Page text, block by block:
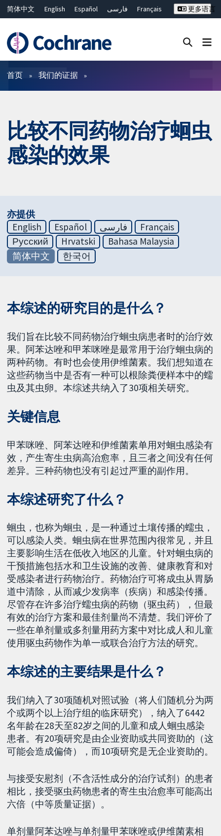
简体中文 English Español فارسی
Français
ไทย
繁體中文
更多语言
过滤
首页 我们的证据
比较不同药物治疗蛔虫
感染的效果
亦提供
English
Español فارسی
Français
Русский
Hrvatski
Bahasa Malaysia
简体中文
한국어
本综述的研究目的是什么？
我们旨在比较不同药物治疗蛔虫病患者时的治疗效
果。阿苯达唑和甲苯咪唑是最常用于治疗蛔虫病的
两种药物。有时也会使用伊维菌素。我们想知道在
这些药物当中是否有一种可以根除粪便样本中的蠕
虫及其虫卵。本综述共纳入了30项相关研究。
关键信息
甲苯咪唑、阿苯达唑和伊维菌素单用对蛔虫感染有
效，产生寄生虫病高治愈率，且三者之间没有任何
差异。三种药物也没有引起过严重的副作用。
本综述研究了什么？
蛔虫，也称为蛔虫，是一种通过土壤传播的蠕虫，
可以感染人类。蛔虫病在世界范围内很常见，并且
主要影响生活在低收入地区的儿童。针对蛔虫病的
干预措施包括水和卫生设施的改善、健康教育和对
受感染者进行药物治疗。药物治疗可将成虫从胃肠
道中清除，从而减少发病率（疾病）和感染传播。
尽管存在许多治疗蠕虫病的药物（驱虫药），但最
有效的治疗方案和最佳剂量尚不清楚。我们评价了
一些在单剂量或多剂量用药方案中对比成人和儿童
使用驱虫药物作为单一或联合治疗方法的研究。
本综述的主要结果是什么？
我们纳入了30项随机对照试验（将人们随机分为两
个或两个以上治疗组的临床研究），纳入了6442
名年龄在28天至82岁之间的儿童和成人蛔虫感染
患者。有20项研究是由企业资助或共同资助的（这
可能会造成偏倚），而10项研究是无企业资助的。
与接受安慰剂（不含活性成分的治疗试剂）的患者
相比，接受驱虫药物患者的寄生虫治愈率可能高出
六倍（中等质量证据）。
单剂量阿苯达唑与单剂量甲苯咪唑或伊维菌素相